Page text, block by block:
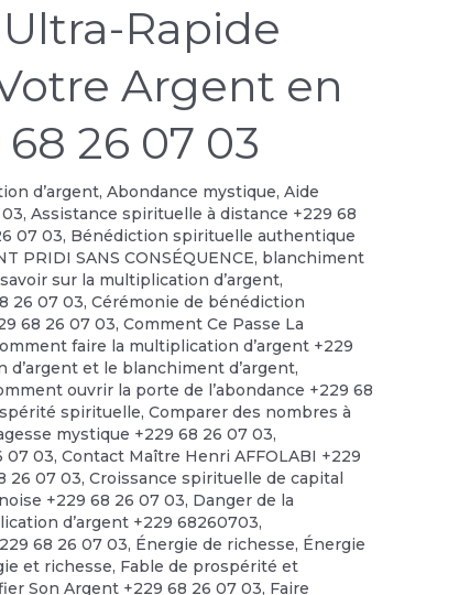
Rapide
Argent en
26 07 03
d’argent,Abondance mystique,Aide
,Assistance spirituelle à distance +229 68
07 03, Bénédiction spirituelle authentique
PRIDI SANS CONSÉQUENCE, blanchiment
sur la multiplication d’argent,
26 07 03,Cérémonie de bénédiction
68 26 07 03,Comment Ce Passe La
faire la multiplication d’argent +229
et le blanchiment d’argent,
ouvrir la porte de l’abondance +229 68
spirituelle,Comparer des nombres à
mystique +229 68 26 07 03,
07 03,Contact Maître Henri AFFOLABI +229
26 07 03,Croissance spirituelle de capital
+229 68 26 07 03, Danger de la
d’argent +229 68260703,
68 26 07 03, Énergie de richesse, Énergie
et richesse, Fable de prospérité et
Son Argent +229 68 26 07 03, Faire